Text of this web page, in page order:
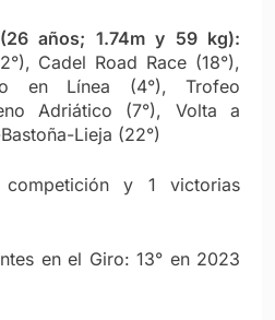
años; 1.74m y 59 kg):
Cadel Road Race (18°),
en Línea (4°), Trofeo
Adriático (7°), Volta a
Lieja (22°)
y 1 victorias
en el Giro: 13° en 2023